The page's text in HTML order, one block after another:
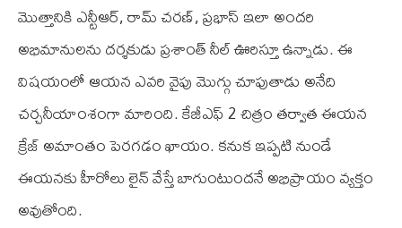
మొత్తానికి ఎన్టీఆర్‌, రామ్‌ చరణ్‌, ప్రభాస్‌ ఇలా అందరి
అభిమానులను దర్శకుడు ప్రశాంత్‌ నీల్‌ ఊరిస్తూ ఉన్నాడు. ఈ
విషయంలో ఆయన ఎవరి వైపు మొగ్గు చూపుతాడు అనేది
చర్చనీయాంశంగా మారింది. కేజీఎఫ్‌ 2 చిత్రం తర్వాత ఈయన
క్రేజ్‌ అమాంతం పెరగడం ఖాయం. కనుక ఇప్పటి నుండే
ఈయనకు హీరోలు లైన్‌ వేస్తే బాగుంటుందనే అభిప్రాయం వ్యక్తం
అవుతోంది.